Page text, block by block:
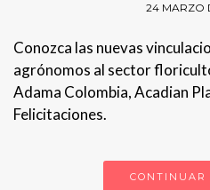
24 MARZO
Conozca las nuevas
agrónomos al sector
Adama Colombia, Acadian
Felicitaciones.
CONTINUAR